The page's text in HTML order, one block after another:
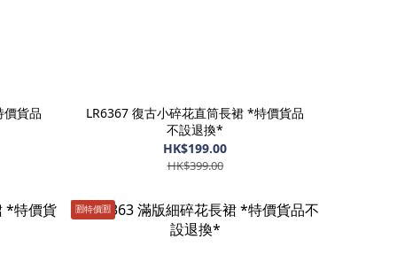
價貨品
LR6367 復古小碎花直筒長裙 *特價貨品
不設退換*
HK$199.00
HK$399.00
🈹️特價🈹️